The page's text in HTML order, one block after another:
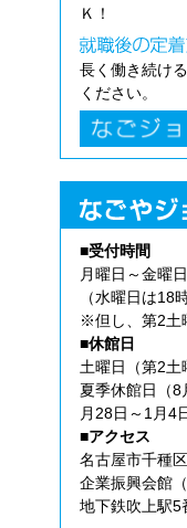
Ｋ！
長く働き続け
ください。
■受付時間
月曜日～金曜
（水曜日は18
※但し、第2土
■休館日
土曜日（第2土
夏季休館日（
月28日～1月4
■アクセス
名古屋市千種
企業振興会館
地下鉄吹上駅5